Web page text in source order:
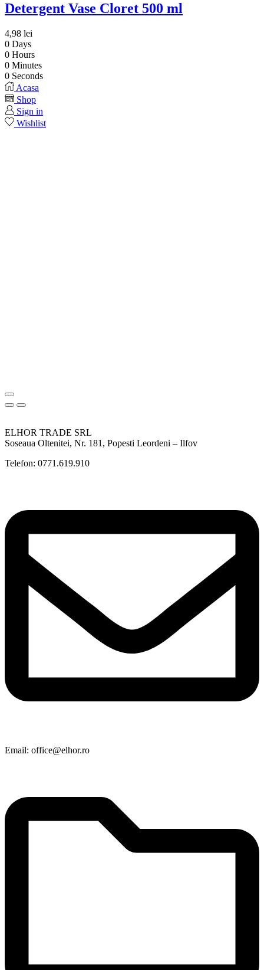
Detergent Vase Cloret 500 ml
4,98 lei
0 Days
0 Hours
0 Minutes
0 Seconds
Acasa
Shop
Sign in
Wishlist
ELHOR TRADE SRL
Soseaua Oltenitei, Nr. 181, Popesti Leordeni – Ilfov
Telefon: 0771.619.910
Email: office@elhor.ro